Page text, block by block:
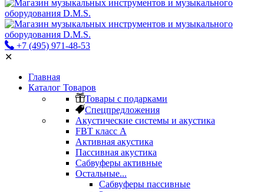
+7 (495) 971-48-53
✕
Главная
Каталог Товаров
Товары с подарками
Спецпредложения
Акустические системы и акустика
FBT класс А
Активная акустика
Пассивная акустика
Сабвуферы активные
Остальные...
Сабвуферы пассивные